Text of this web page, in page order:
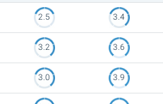
3.4
2.5
3.6
3.2
3.9
3.0